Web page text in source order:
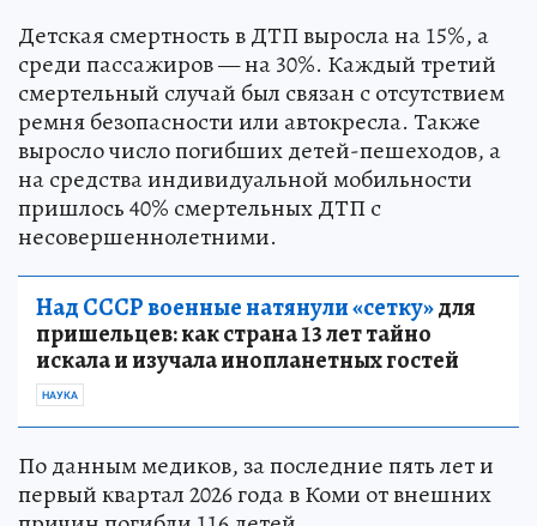
Детская смертность в ДТП выросла на 15%, а
среди пассажиров — на 30%. Каждый третий
смертельный случай был связан с отсутствием
ремня безопасности или автокресла. Также
выросло число погибших детей-пешеходов, а
на средства индивидуальной мобильности
пришлось 40% смертельных ДТП с
несовершеннолетними.
Над СССР военные натянули «сетку»для
пришельцев: как страна 13 лет тайно
искала и изучала инопланетных гостей
НАУКА
По данным медиков, за последние пять лет и
первый квартал 2026 года в Коми от внешних